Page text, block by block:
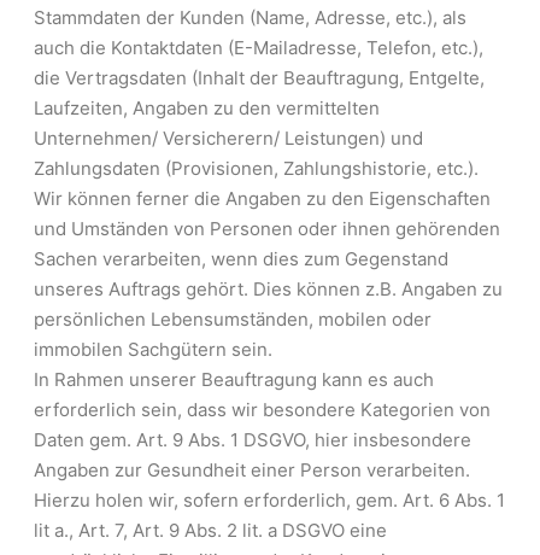
Stammdaten der Kunden (Name, Adresse, etc.), als
auch die Kontaktdaten (E-Mailadresse, Telefon, etc.),
die Vertragsdaten (Inhalt der Beauftragung, Entgelte,
Laufzeiten, Angaben zu den vermittelten
Unternehmen/ Versicherern/ Leistungen) und
Zahlungsdaten (Provisionen, Zahlungshistorie, etc.).
Wir können ferner die Angaben zu den Eigenschaften
und Umständen von Personen oder ihnen gehörenden
Sachen verarbeiten, wenn dies zum Gegenstand
unseres Auftrags gehört. Dies können z.B. Angaben zu
persönlichen Lebensumständen, mobilen oder
immobilen Sachgütern sein.
In Rahmen unserer Beauftragung kann es auch
erforderlich sein, dass wir besondere Kategorien von
Daten gem. Art. 9 Abs. 1 DSGVO, hier insbesondere
Angaben zur Gesundheit einer Person verarbeiten.
Hierzu holen wir, sofern erforderlich, gem. Art. 6 Abs. 1
lit a., Art. 7, Art. 9 Abs. 2 lit. a DSGVO eine